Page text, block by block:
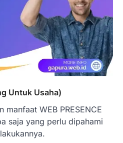
Untuk Usaha)
manfaat WEB PRESENCE
saja yang perlu dipahami